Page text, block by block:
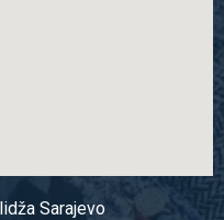
Sarajevo